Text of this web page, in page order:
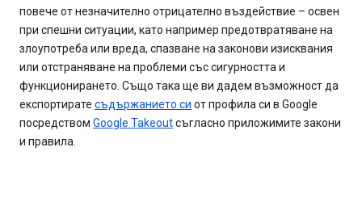
повече от незначително отрицателно въздействие – освен
при спешни ситуации, като например предотвратяване на
злоупотреба или вреда, спазване на законови изисквания
или отстраняване на проблеми със сигурността и
функционирането. Също така ще ви дадем възможност да
експортирате съдържанието си от профила си в Google
посредством Google Takeoutсъгласно приложимите закони
и правила.